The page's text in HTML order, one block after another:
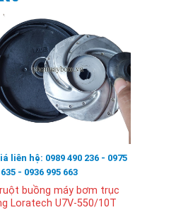
liên hệ: 0989 490 236 - 0975
- 0936 995 663
buồng máy bơm trục
Loratech U7V-550/10T